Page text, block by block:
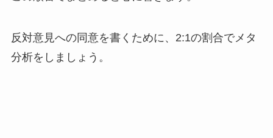
反対意見への同意を書くために、2:1の割合でメタ
分析をしましょう。